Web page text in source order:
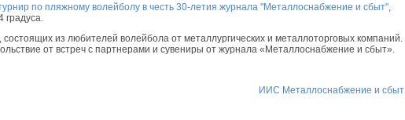
по пляжному волейболу в честь 30-летия журнала "Металлоснабжение и сбыт",
градуса.
из любителей волейбола от металлургических и металлоторговых компаний.
от встреч с партнерами и сувениры от журнала «Металлоснабжение и сбыт».
ИИС Металлоснабжение и сбыт